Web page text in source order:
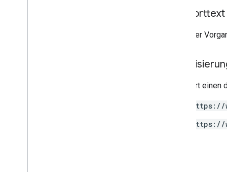
Antworttext
Wenn der
Erfordert einen
https://
https://